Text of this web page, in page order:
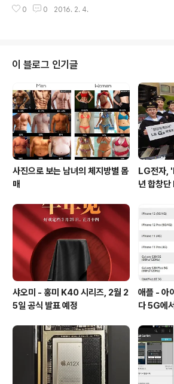
러스의 상위모델로 분류될 것이라고 밝히기도 했습니다.
우 2.5Ghz Cortex-A72 × 2 + 2Ghz Cortex-A53
53으로 구동되는 옥타코어 프로세서로 전환된다고 밝혔
니다. 이를 통해 Helio X20은 발열이 심할 경우 리미트
능을 통해 스로틀링이 걸리며, 가장 전력소모량 및 발열
높을 수 있는 코어를 중지시켜 과도한 열로 인한 문제를
지하며, 다시 프로세서의 온도..
0 0 2016. 2. 4.
이 블로그 인기글
사진으로 보는 남녀의 체지방별 몸
매
LG전자,
년 합창
샤오미 - 홍미 K40 시리즈, 2월 2
5일 공식 발표 예정
애플 - 아
다 5G에